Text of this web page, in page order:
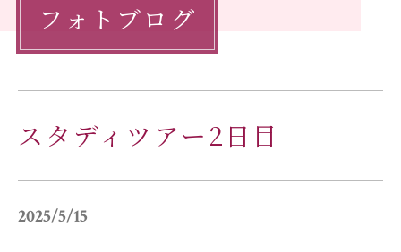
学校生活
小学校だより
フォトブログ
スタディツアー2日目
2025/5/15